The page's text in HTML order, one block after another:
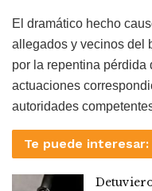
El dramático hecho
allegados y vecinos del
por la repentina pérdida
actuaciones
autoridades
Te puede interesar: